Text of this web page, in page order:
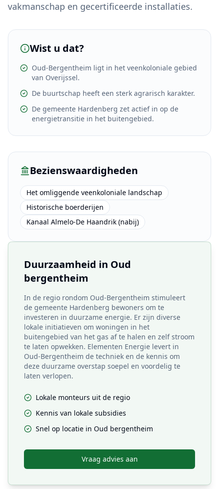
vakmanschap en gecertificeerde installaties.
Wist u dat?
Oud-Bergentheim ligt in het veenkoloniale gebied
van Overijssel.
De buurtschap heeft een sterk agrarisch karakter.
De gemeente Hardenberg zet actief in op de
energietransitie in het buitengebied.
Bezienswaardigheden
Het omliggende veenkoloniale landschap
Historische boerderijen
Kanaal Almelo-De Haandrik (nabij)
Duurzaamheid in Oud
bergentheim
In de regio rondom Oud-Bergentheim stimuleert
de gemeente Hardenberg bewoners om te
investeren in duurzame energie. Er zijn diverse
lokale initiatieven om woningen in het
buitengebied van het gas af te halen en zelf stroom
te laten opwekken. Elementen Energie levert in
Oud-Bergentheim de techniek en de kennis om
deze duurzame overstap soepel en voordelig te
laten verlopen.
Lokale monteurs uit de regio
Kennis van lokale subsidies
Snel op locatie in Oud bergentheim
Vraag advies aan